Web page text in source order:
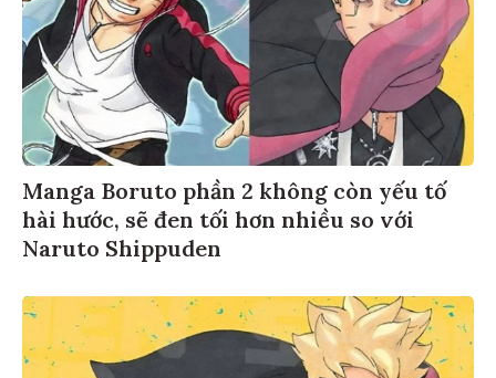
Manga Boruto phần 2 không còn yếu tố
hài hước, sẽ đen tối hơn nhiều so với
Naruto Shippuden